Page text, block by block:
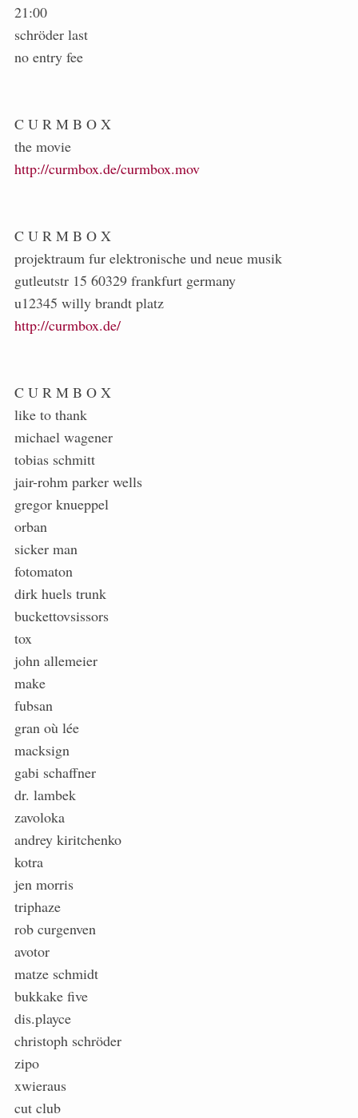
21:00
schröder last
no entry fee
C U R M B O X
the movie
http://curmbox.de/curmbox.mov
C U R M B O X
projektraum fur elektronische und neue musik
gutleutstr 15 60329 frankfurt germany
u12345 willy brandt platz
http://curmbox.de/
C U R M B O X
like to thank
michael wagener
tobias schmitt
jair-rohm parker wells
gregor knueppel
orban
sicker man
fotomaton
dirk huels trunk
buckettovsissors
tox
john allemeier
make
fubsan
gran où lée
macksign
gabi schaffner
dr. lambek
zavoloka
andrey kiritchenko
kotra
jen morris
triphaze
rob curgenven
avotor
matze schmidt
bukkake five
dis.playce
christoph schröder
zipo
xwieraus
cut club